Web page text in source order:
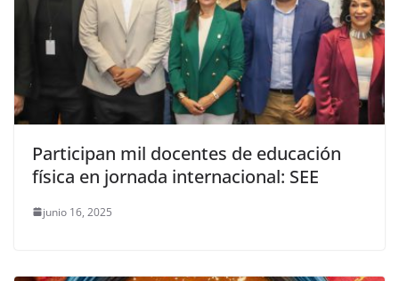
Participan mil docentes de educación
física en jornada internacional: SEE
junio 16, 2025